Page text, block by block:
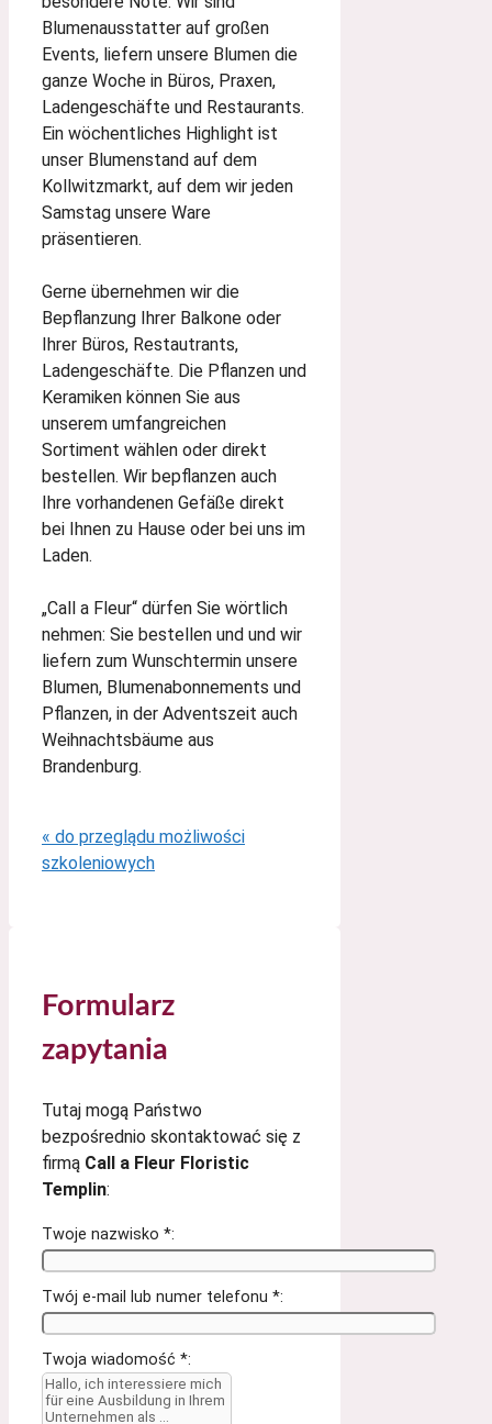
Blumenausstatter auf großen
Events, liefern unsere Blumen die
ganze Woche in Büros, Praxen,
Ladengeschäfte und Restaurants.
Ein wöchentliches Highlight ist
unser Blumenstand auf dem
Kollwitzmarkt, auf dem wir jeden
Samstag unsere Ware
präsentieren.
Gerne übernehmen wir die
Bepflanzung Ihrer Balkone oder
Ihrer Büros, Restautrants,
Ladengeschäfte. Die Pflanzen und
Keramiken können Sie aus
unserem umfangreichen
Sortiment wählen oder direkt
bestellen. Wir bepflanzen auch
Ihre vorhandenen Gefäße direkt
bei Ihnen zu Hause oder bei uns im
Laden.
„Call a Fleur“ dürfen Sie wörtlich
nehmen: Sie bestellen und und wir
liefern zum Wunschtermin unsere
Blumen, Blumenabonnements und
Pflanzen, in der Adventszeit auch
Weihnachtsbäume aus
Brandenburg.
« do przeglądu możliwości
szkoleniowych
Formularz
zapytania
Tutaj mogą Państwo
bezpośrednio skontaktować się z
firmą Call a Fleur Floristic
Templin:
Twoje nazwisko *:
Twój e-mail lub numer telefonu *:
Twoja wiadomość *: